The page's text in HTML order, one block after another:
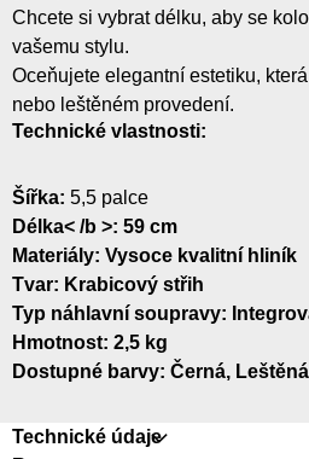
Chcete si vybrat délku, aby se
vašemu stylu.
Oceňujete elegantní estetiku,
nebo leštěném provedení.
Technické vlastnosti:
Šířka: 5,5 palce
Délka< /b >: 59 cm
Materiály: Vysoce kvalitní hliník
Tvar: Krabicový střih
Typ náhlavní soupravy:
Hmotnost: 2,5 kg
Dostupné barvy: Černá, Leštěná
Technické údaje